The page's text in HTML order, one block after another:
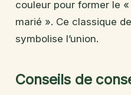
couleur pour former le
marié ». Ce classique
symbolise l’union.
Conseils de